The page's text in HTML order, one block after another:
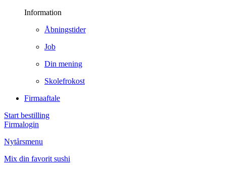
Information
Åbningstider
Job
Din mening
Skolefrokost
Firmaaftale
Start bestilling
Firmalogin
Nytårsmenu
Mix din favorit sushi